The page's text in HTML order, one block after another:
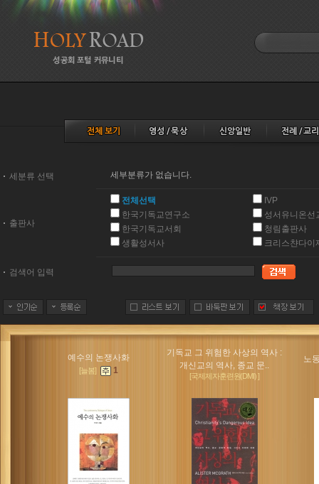
세분류 선택 세부분류가 없습니다.
출판사
전체선택
IVP
한국기독교연구소
성서유니온선
한국기독교서회
청림출판사
생활성서사
크리스챤다이
검색어 입력
예수의 논쟁사화
[늘봄] 1
기독교 그 위험한 사상의 역사 :
개신교의 역사, 종교 문..
[국제제자훈련원(DMI) ]
노